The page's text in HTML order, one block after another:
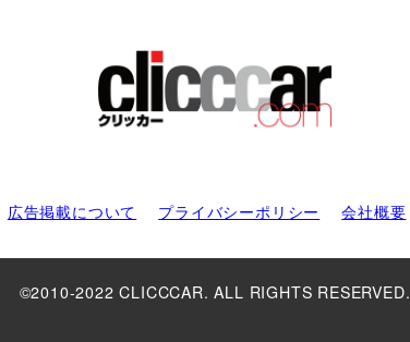
広告掲載について プライバシーポリシー 会社概要
©2010-2022 CLICCCAR. ALL RIGHTS RESERVED.